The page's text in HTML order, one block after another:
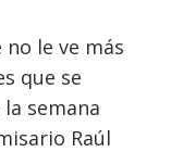
no le ve más
que se
semana
Raúl